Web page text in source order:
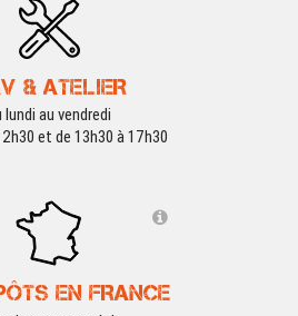
& ATELIER
lundi au vendredi
et de 13h30 à 17h30
EN FRANCE